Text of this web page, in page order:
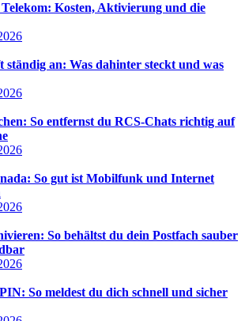
Kosten, Aktivierung und die
ständig an: Was dahinter steckt und was
So entfernst du RCS-Chats richtig auf
So gut ist Mobilfunk und Internet
So behältst du dein Postfach sauber
So meldest du dich schnell und sicher